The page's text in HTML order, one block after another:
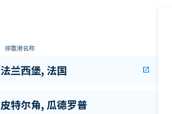
停靠港名称
法兰西堡, 法国 open_in_new
皮特尔角, 瓜德罗普